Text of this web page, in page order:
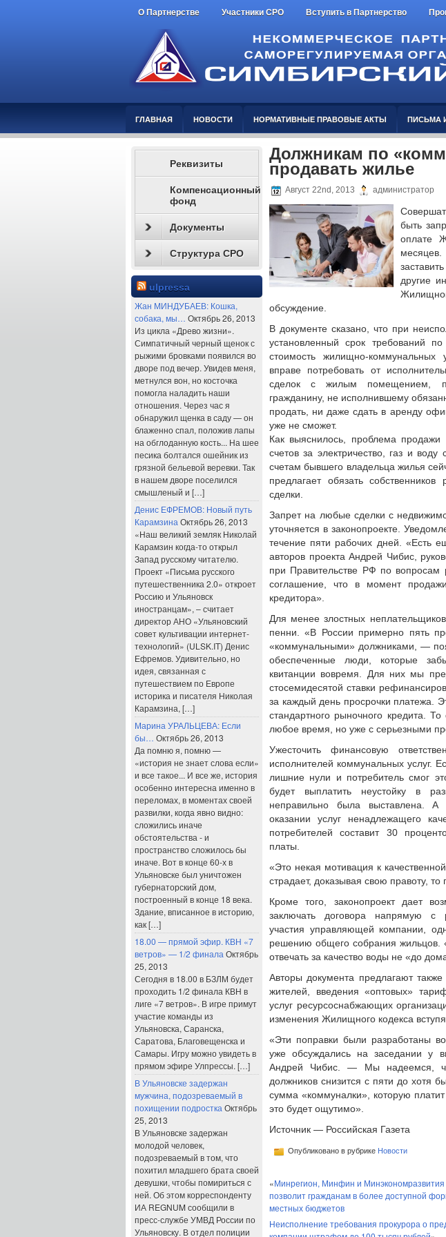
О Партнерстве Участники СРО Вступить в Партнерство
ГЛАВНАЯ НОВОСТИ НОРМАТИВНЫЕ ПРАВОВЫЕ АКТЫ ПИСЬМА
Реквизиты
Компенсационный
фонд
Документы
Структура СРО
ulpressa
Жан МИНДУБАЕВ: Кошка,
собака, мы… Октябрь 26, 2013
Из цикла «Древо жизни».
Симпатичный черный щенок с
рыжими бровками появился во
дворе под вечер. Увидев меня,
метнулся вон, но косточка
помогла наладить наши
отношения. Через час я
обнаружил щенка в саду — он
блаженно спал, положив лапы
на обглоданную кость... На шее
песика болтался ошейник из
грязной бельевой веревки. Так
в нашем дворе поселился
смышленый и […]
Денис ЕФРЕМОВ: Новый путь
Карамзина Октябрь 26, 2013
«Наш великий земляк Николай
Карамзин когда-то открыл
Запад русскому читателю.
Проект «Письма русского
путешественника 2.0» откроет
Россию и Ульяновск
иностранцам», – считает
директор АНО «Ульяновский
совет культивации интернет-
технологий» (ULSK.IT) Денис
Ефремов. Удивительно, но
идея, связанная с
путешествием по Европе
историка и писателя Николая
Карамзина, […]
Марина УРАЛЬЦЕВА: Если
бы… Октябрь 26, 2013
Да помню я, помню —
«история не знает слова если»
и все такое... И все же, история
особенно интересна именно в
переломах, в моментах своей
развилки, когда явно видно:
сложились иначе
обстоятельства - и
пространство сложилось бы
иначе. Вот в конце 60-х в
Ульяновске был уничтожен
губернаторский дом,
построенный в конце 18 века.
Здание, вписанное в историю,
как […]
18.00 — прямой эфир. КВН «7
ветров» — 1/2 финала Октябрь
25, 2013
Сегодня в 18.00 в БЗЛМ будет
проходить 1/2 финала КВН в
лиге «7 ветров». В игре примут
участие команды из
Ульяновска, Саранска,
Саратова, Благовещенска и
Самары. Игру можно увидеть в
прямом эфире Улпрессы. […]
В Ульяновске задержан
мужчина, подозреваемый в
похищении подростка Октябрь
25, 2013
В Ульяновске задержан
молодой человек,
подозреваемый в том, что
похитил младшего брата своей
девушки, чтобы помириться с
ней. Об этом корреспонденту
ИА REGNUM сообщили в
пресс-службе УМВД России по
Ульяновску. В отдел полиции
Должникам по
продавать жилье
Август 22nd, 2013 администратор
быть
оплате
другие
обсуждение.
В документе сказано, что при
установленный срок требований
стоимость жилищно-
вправе потребовать от
сделок с жилым помещением,
гражданину, не исполнившему
продать, ни даже сдать в аренду
уже не сможет.
Как выяснилось, проблема
счетов за электричество, газ и
счетам бывшего владельца жилья
предлагает обязать
сделки.
Запрет на любые сделки с
уточняется в законопроекте.
течение пяти рабочих дней. «Есть
авторов проекта Андрей Чибис,
при Правительстве РФ по
соглашение, что в момент
кредитора».
Для менее злостных
пенни. «В России примерно пять
«коммунальными» должниками, —
обеспеченные люди, которые
квитанции вовремя. Для них мы
стосемидесятой ставки
за каждый день просрочки платежа.
стандартного рыночного кредита.
любое время, но уже с серьезными
Ужесточить финансовую
исполнителей коммунальных услуг.
лишние нули и потребитель смог
будет выплатить неустойку в
неправильно была выставлена. А
оказании услуг ненадлежащего
потребителей составит 30
платы.
«Это некая мотивация к
страдает, доказывая свою правоту, то
Кроме того, законопроект дает
заключать договора напрямую с
участия управляющей компании,
решению общего собрания жильцов.
отвечать за качество воды не «до
Авторы документа предлагают
жителей, введения «оптовых»
услуг ресурсоснабжающих
изменения Жилищного кодекса
«Эти поправки были разработаны
уже обсуждались на заседании у
Андрей Чибис. — Мы надеемся,
должников снизится с пяти до хотя
сумма «коммуналки», которую
это будет ощутимо».
Источник — Российская Газета
Опубликовано в рубрике Новости
«Минрегион, Минфин и
позволит гражданам в более доступной
местных бюджетов
Неисполнение требования прокурора о